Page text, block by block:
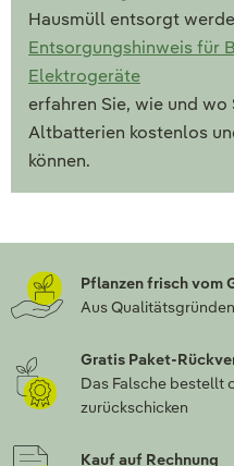
Hausmüll entsorgt
Entsorgungshinweis für
Elektrogeräte
erfahren Sie, wie und
Altbatterien kostenlos
können.
Pflanzen frisch vom
Aus
Gratis Paket-
Das Falsche bestellt
zurückschicken
Kauf auf Rechnung